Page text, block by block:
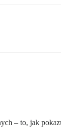
– to, jak